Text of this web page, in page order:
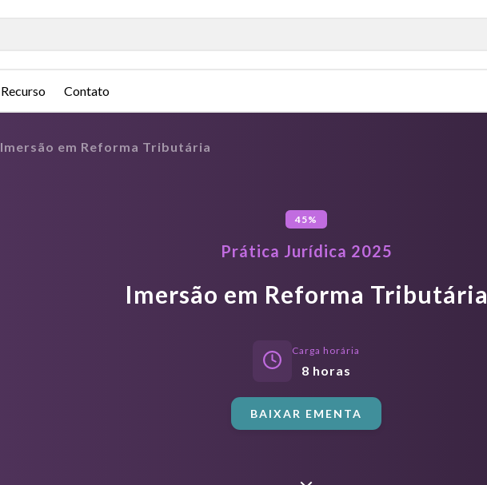
Recurso Contato
Imersão em Reforma Tributária
45%
Prática Jurídica 2025
Imersão em Reforma Tributária
Carga horária
8 horas
BAIXAR EMENTA